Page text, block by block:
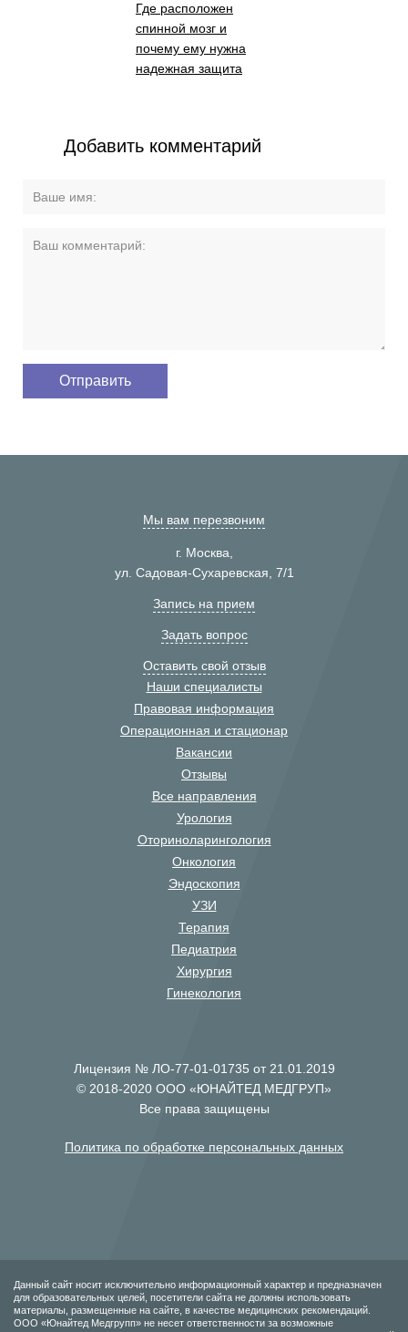
Где расположен
спинной мозг и
почему ему нужна
надежная защита
Добавить комментарий
Мы вам перезвоним
г. Москва,
ул. Садовая-Сухаревская, 7/1
Запись на прием
Задать вопрос
Оставить свой отзыв
Наши специалисты
Правовая информация
Операционная и стационар
Вакансии
Отзывы
Все направления
Урология
Оториноларингология
Онкология
Эндоскопия
УЗИ
Терапия
Педиатрия
Хирургия
Гинекология
Лицензия № ЛО-77-01-01735 от 21.01.2019
© 2018-2020 ООО «ЮНАЙТЕД МЕДГРУП»
Все права защищены
Политика по обработке персональных данных
Данный сайт носит исключительно информационный характер и предназначен
для образовательных целей, посетители сайта не должны использовать
материалы, размещенные на сайте, в качестве медицинских рекомендаций.
ООО «Юнайтед Медгрупп» не несет ответственности за возможные